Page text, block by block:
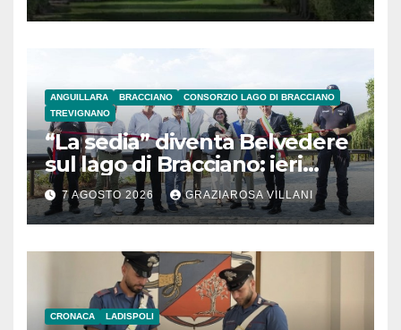
ANGUILLARA BRACCIANO
CONSORZIO LAGO DI BRACCIANO
TREVIGNANO
“La sedia” diventa Belvedere
sul lago di Bracciano: ieri
l’inaugurazione
7 AGOSTO 2026 GRAZIAROSA VILLANI
CRONACA LADISPOLI